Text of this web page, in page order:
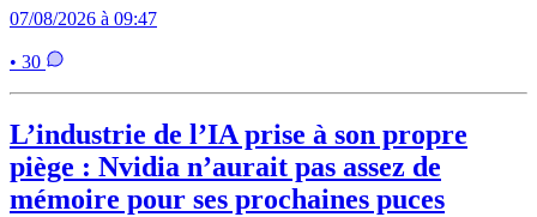
07/08/2026 à 09:47
• 30
L’industrie de l’IA prise à son propre
piège : Nvidia n’aurait pas assez de
mémoire pour ses prochaines puces